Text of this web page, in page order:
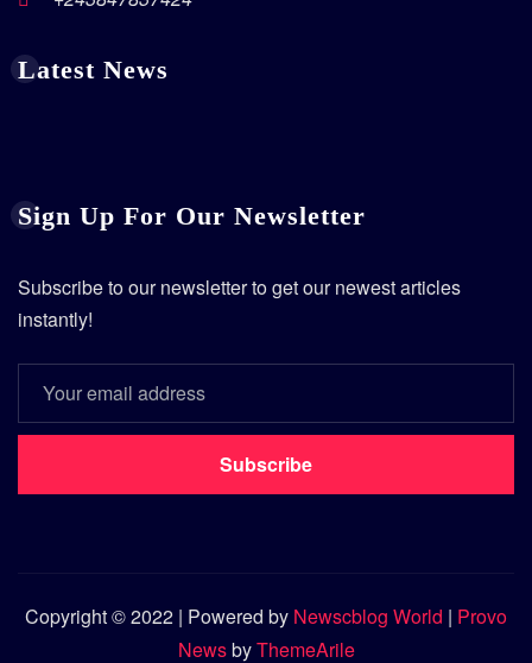
Latest News
Sign Up For Our Newsletter
Subscribe to our newsletter to get our newest articles
instantly!
Subscribe
Copyright © 2022 | Powered by Newscblog World | Provo
NewsbyThemeArile